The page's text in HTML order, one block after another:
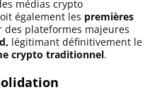
médias crypto
également les premières
des plateformes majeures
légitimant définitivement le
crypto traditionnel.